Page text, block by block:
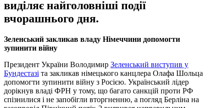
виділяє найголовніші події
вчорашнього дня.
Зеленський закликав владу Німеччини допомогти
зупинити війну
Президент України Володимир Зеленський виступив у
Бундестазі та закликав німецького канцлера Олафа Шольца
допомогти зупинити війну з Росією. Український лідер
дорікнув владі ФРН у тому, що багато санкцій проти РФ
спізнилися і не запобігли вторгненню, а погляд Берліна на